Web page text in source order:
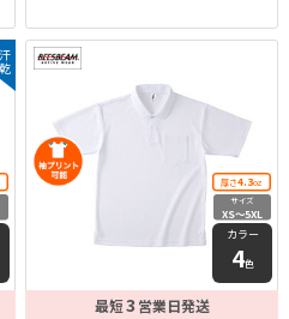
厚さ4.3oz
サイズ
XS〜5XL
カラー
4色
最短3 営業日発送